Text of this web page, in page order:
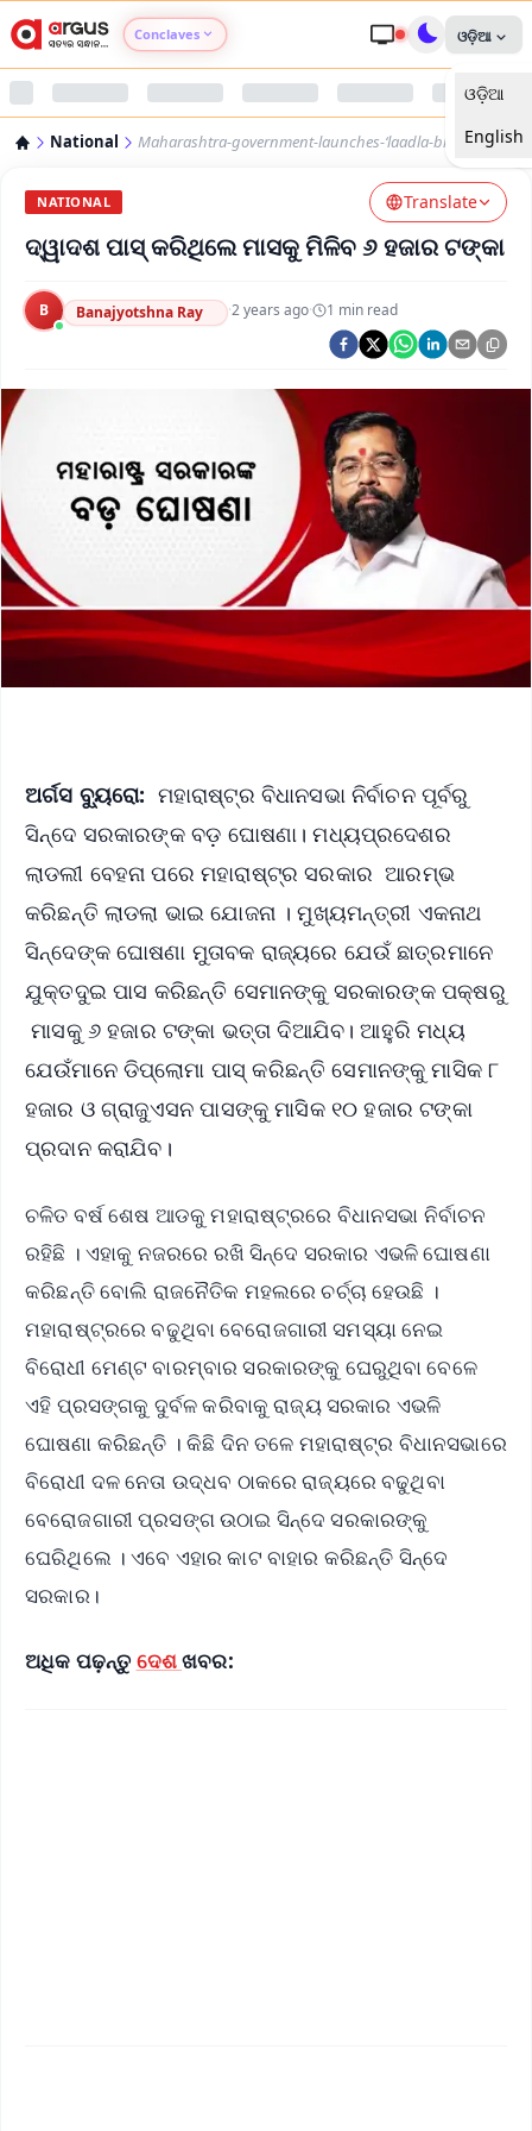
Conclaves
Argus Nari Shakti
Argus Swaad Odisha
Argus Chalo Dekhein Apna Desh
ଓଡ଼ିଆ
ଓଡ଼ିଆ
English
National Maharashtra-government-launches-‘laadla-bhai-yojna’
NATIONAL Translate
ଦ୍ୱାଦଶ ପାସ୍ କରିଥିଲେ ମାସକୁ ମିଳିବ ୬ ହଜାର ଟଙ୍କା
B Banajyotshna Ray ·2 years ago· 1 min read
ଅର୍ଗସ ବ୍ୟୁରୋ: ମହାରାଷ୍ଟ୍ର ବିଧାନସଭା ନିର୍ବାଚନ ପୂର୍ବରୁ
ସିନ୍ଦେ ସରକାରଙ୍କ ବଡ଼ ଘୋଷଣା। ମଧ୍ୟପ୍ରଦେଶର
ଲାଡଲୀ ବେହନା ପରେ ମହାରାଷ୍ଟ୍ର ସରକାର ଆରମ୍ଭ
କରିଛନ୍ତି ଲାଡଲା ଭାଇ ଯୋଜନା । ମୁଖ୍ୟମନ୍ତ୍ରୀ ଏକନାଥ
ସିନ୍ଦେଙ୍କ ଘୋଷଣା ମୁତାବକ ରାଜ୍ୟରେ ଯେଉଁ ଛାତ୍ରମାନେ
ଯୁକ୍ତଦୁଇ ପାସ କରିଛନ୍ତି ସେମାନଙ୍କୁ ସରକାରଙ୍କ ପକ୍ଷରୁ
ମାସକୁ ୬ ହଜାର ଟଙ୍କା ଭତ୍ତା ଦିଆଯିବ। ଆହୁରି ମଧ୍ୟ
ଯେଉଁମାନେ ଡିପ୍ଲୋମା ପାସ୍ କରିଛନ୍ତି ସେମାନଙ୍କୁ ମାସିକ ୮
ହଜାର ଓ ଗ୍ରାଜୁଏସନ ପାସଙ୍କୁ ମାସିକ ୧୦ ହଜାର ଟଙ୍କା
ପ୍ରଦାନ କରାଯିବ।
ଚଳିତ ବର୍ଷ ଶେଷ ଆଡକୁ ମହାରାଷ୍ଟ୍ରରେ ବିଧାନସଭା ନିର୍ବାଚନ
ରହିଛି । ଏହାକୁ ନଜରରେ ରଖି ସିନ୍ଦେ ସରକାର ଏଭଳି ଘୋଷଣା
କରିଛନ୍ତି ବୋଲି ରାଜନୈତିକ ମହଲରେ ଚର୍ଚ୍ଚା ହେଉଛି ।
ମହାରାଷ୍ଟ୍ରରେ ବଢୁଥିବା ବେରୋଜଗାରୀ ସମସ୍ୟା ନେଇ
ବିରୋଧୀ ମେଣ୍ଟ ବାରମ୍ବାର ସରକାରଙ୍କୁ ଘେରୁଥିବା ବେଳେ
ଏହି ପ୍ରସଙ୍ଗକୁ ଦୁର୍ବଳ କରିବାକୁ ରାଜ୍ୟ ସରକାର ଏଭଳି
ଘୋଷଣା କରିଛନ୍ତି । କିଛି ଦିନ ତଳେ ମହାରାଷ୍ଟ୍ର ବିଧାନସଭାରେ
ବିରୋଧୀ ଦଳ ନେତା ଉଦ୍ଧବ ଠାକରେ ରାଜ୍ୟରେ ବଢୁଥିବା
ବେରୋଜଗାରୀ ପ୍ରସଙ୍ଗ ଉଠାଇ ସିନ୍ଦେ ସରକାରଙ୍କୁ
ଘେରିଥିଲେ । ଏବେ ଏହାର କାଟ ବାହାର କରିଛନ୍ତି ସିନ୍ଦେ
ସରକାର।
ଅଧିକ ପଢ଼ନ୍ତୁ ଦେଶଖବର: